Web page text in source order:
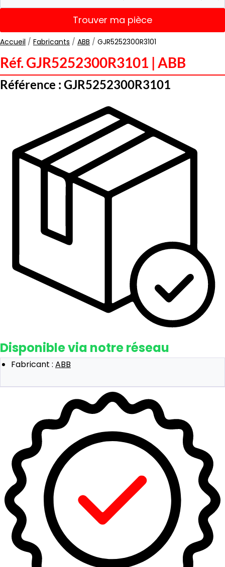
Trouver ma pièce
Accueil / Fabricants / ABB / GJR5252300R3101
Réf. GJR5252300R3101 | ABB
Référence : GJR5252300R3101
Disponible via notre réseau
Fabricant : ABB